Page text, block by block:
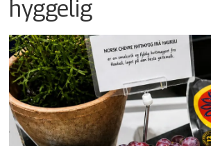
hyggelig